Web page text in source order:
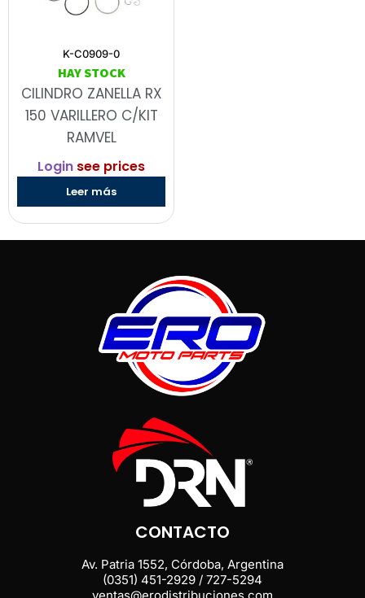
K-C0909-0
HAY STOCK
CILINDRO ZANELLA RX
150 VARILLERO C/KIT
RAMVEL
Login see prices
Leer más
CONTACTO
Av. Patria 1552, Córdoba, Argentina
(0351) 451-2929 / 727-5294
ventas@erodistribuciones.com